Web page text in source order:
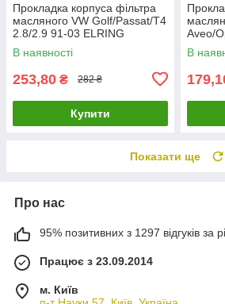
Прокладка корпуса фільтра
масляного VW Golf/Passat/T4
2.8/2.9 91-03 ELRING
616.770 UA61
В наявності
253,80 ₴ 282 ₴
Купити
Aveo/
1.4/1.6
UA61
В
Показати ще
Про нас
95% позитивних з 1297 відгуків за
Працює з 23.09.2014
м. Київ